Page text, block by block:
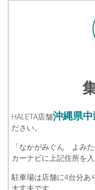
HALETA店舗沖縄県
ださい。
「なかがみぐん よみ
カーナビに上記住所を
駐車場は店舗に4台分あ